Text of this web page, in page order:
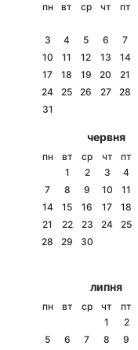
Економіка
Спорт
Техно і зв'язок
Зброя
Цікавинки
Екологія
Інтерв'ю
пн вт ср чт пт
3
4 5 6 7
10
11 12 13 14
17
18 19 20 21
24
25 26 27 28
31
червня
пн вт ср чт пт
1
2 3 4
7
8 9 10 11
14
15 16 17 18
21
22 23 24 25
28
29 30
липня
пн вт ср чт пт
1
2
5
6 7 8 9